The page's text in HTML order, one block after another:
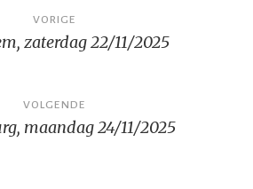
VORIGE
zaterdag 22/11/2025
VOLGENDE
maandag 24/11/2025